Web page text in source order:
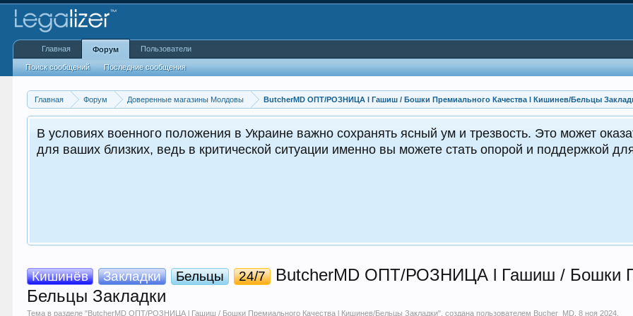
Главная Форум Доверенные магазины Молдовы ButcherMD ОПТ/РОЗНИЦА l Гашиш / Бошки Премиального Качества l Кишинев/Бельцы
ясный ум и трезвость. Это может оказаться жизненно важным как для вас, так и
вы можете стать опорой и поддержкой для окружающих.
Кишинёв Закладки Бельцы 24/7
ButcherMD ОПТ/РОЗНИЦА l Гашиш / Бошки
Бельцы Закладки
Тема в разделе "ButcherMD ОПТ/РОЗНИЦА l Гашиш / Бошки Премиального Качества l Кишинев/Бельцы Закладки", создана пользователем Bucher_MD ,8 ноя 2024
Главная Форум
Поиск сообщений Последние сообщения
Пользователи